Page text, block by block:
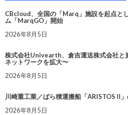
CBcloud、全国の「Marq」施設を起点と
ム「MarqGO」開始
2026年8月5日
株式会社Univearth、倉吉運送株式会社と
ネットワークを拡大〜
2026年8月5日
川崎重工業／ばら積運搬船「ARISTOS II
2026年8月5日